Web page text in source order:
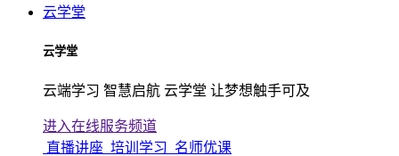
云学堂
云学堂
云端学习 智慧启航 云学堂 让梦想触手可及
进入在线服务频道
直播讲座 培训学习 名师优课